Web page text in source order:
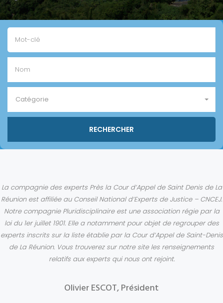
Catégorie
La compagnie des experts Près la Cour d’Appel de Saint Denis de La
Réunion est affiliée au Conseil National d’Experts de Justice – CNCEJ.
Notre compagnie Pluridisciplinaire est une association régie par la
loi du 1er juillet 1901. Elle a notamment pour objet de regrouper des
experts inscrits sur la liste établie par la Cour d’Appel de Saint-Denis
de La Réunion. Vous trouverez sur notre site les renseignements
relatifs aux experts qui nous ont rejoint.
Olivier ESCOT, Président